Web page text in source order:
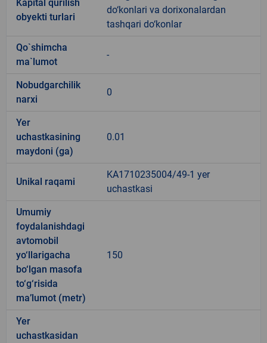
Kapital qurilish
obyekti turlari
do‘konlari va dorixonalardan
tashqari do‘konlar
Qo`shimcha
ma`lumot
-
Nobudgarchilik
narxi
0
Yer
uchastkasining
maydoni (ga)
0.01
Unikal raqami
KA1710235004/49-1 yer
uchastkasi
Umumiy
foydalanishdagi
avtomobil
yo‘llarigacha
bo‘lgan masofa
to‘g‘risida
ma’lumot (metr)
150
Yer
uchastkasidan